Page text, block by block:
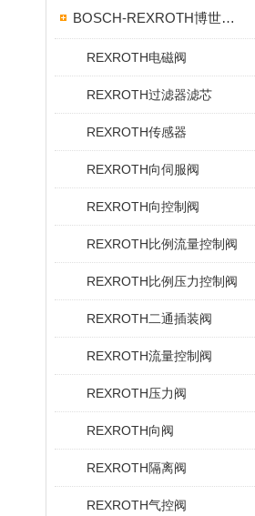
BOSCH-REXROTH博世力士乐
REXROTH电磁阀
REXROTH过滤器滤芯
REXROTH传感器
REXROTH向伺服阀
REXROTH向控制阀
REXROTH比例流量控制阀
REXROTH比例压力控制阀
REXROTH二通插装阀
REXROTH流量控制阀
REXROTH压力阀
REXROTH向阀
REXROTH隔离阀
REXROTH气控阀